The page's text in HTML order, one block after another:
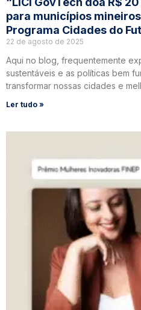
para municípios
Programa Cidades do
22 de agosto de 2025
Aqui no blog, frequentemente
sustentáveis e as políticas bem
transformar nossas cidades e
Ler tudo »